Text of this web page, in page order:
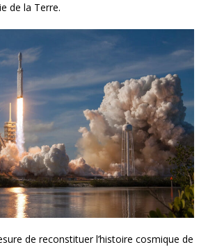
de la Terre.
de reconstituer l’histoire cosmique de